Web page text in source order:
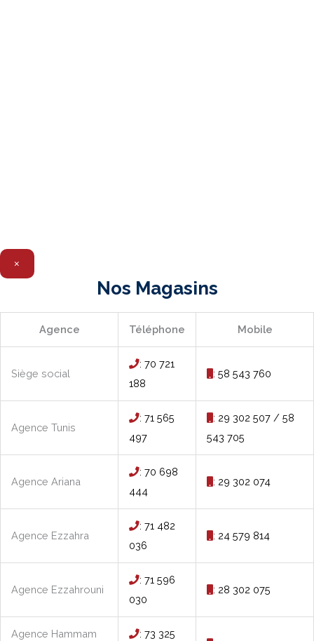
×
Nos Magasins
Agence Téléphone Mobile
Siège social
: 70 721
188
: 58 543 760
Agence Tunis
: 71 565
497
: 29 302 507 / 58
543 705
Agence Ariana
: 70 698
444
: 29 302 074
Agence Ezzahra
: 71 482
036
: 24 579 814
Agence Ezzahrouni
: 71 596
030
: 28 302 075
Agence Hammam
: 73 325